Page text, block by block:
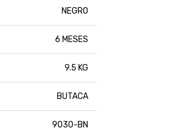
NEGRO
6 MESES
9.5 KG
BUTACA
9030-BN